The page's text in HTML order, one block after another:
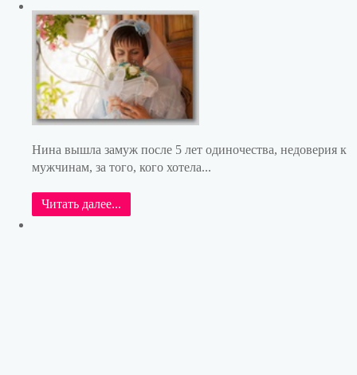
Нина вышла замуж после 5 лет одиночества, недоверия к
мужчинам, за того, кого хотела...
Читать далее...